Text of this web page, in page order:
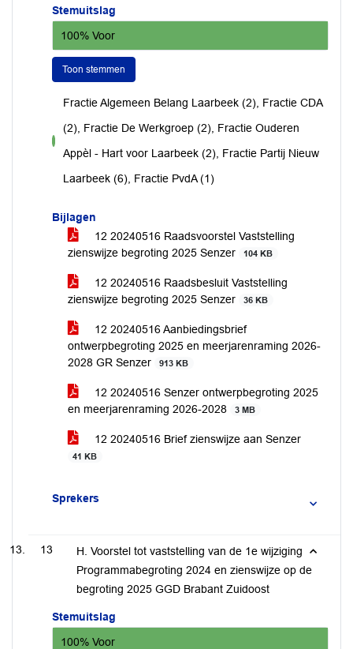
Stemuitslag
100% Voor
Toon stemmen
voor
Fractie Algemeen Belang Laarbeek (2), Fractie CDA
(2), Fractie De Werkgroep (2), Fractie Ouderen
Appèl - Hart voor Laarbeek (2), Fractie Partij Nieuw
Laarbeek (6), Fractie PvdA (1)
Bijlagen
12 20240516 Raadsvoorstel Vaststelling
zienswijze begroting 2025 Senzer
104 KB
12 20240516 Raadsbesluit Vaststelling
zienswijze begroting 2025 Senzer
36 KB
12 20240516 Aanbiedingsbrief
ontwerpbegroting 2025 en meerjarenraming 2026-
2028 GR Senzer
913 KB
12 20240516 Senzer ontwerpbegroting 2025
en meerjarenraming 2026-2028
3 MB
12 20240516 Brief zienswijze aan Senzer
41 KB
Sprekers
13
H. Voorstel tot vaststelling van de 1e wijziging
Programmabegroting 2024 en zienswijze op de
begroting 2025 GGD Brabant Zuidoost
Stemuitslag
100% Voor